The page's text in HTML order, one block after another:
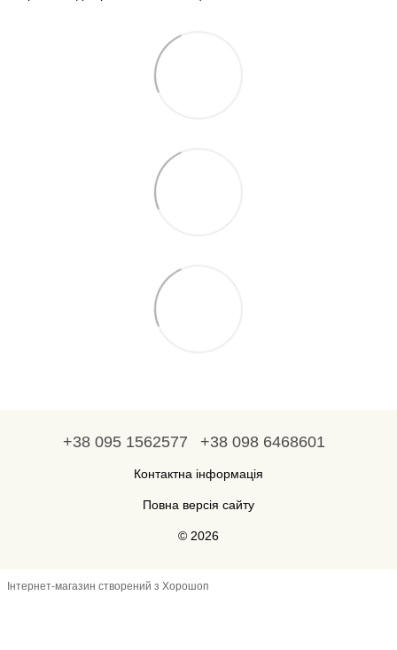
+38 095 1562577 +38 098 6468601
Контактна інформація
Повна версія сайту
© 2026
Інтернет-магазин створений з Хорошоп